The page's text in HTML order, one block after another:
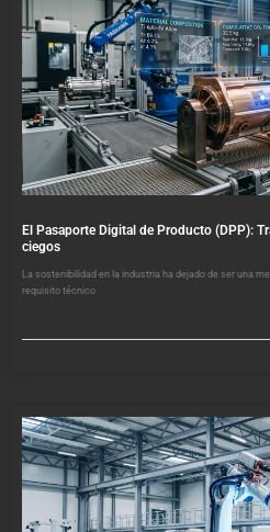
El Pasaporte Digital de Producto (DPP):
ciegos
La sostenibilidad en la industria ha dejado de ser una
requisito técnico